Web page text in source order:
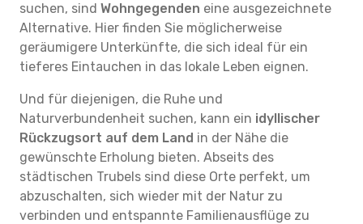
suchen, sind Wohngegenden eine ausgezeichnete
Alternative. Hier finden Sie möglicherweise
geräumigere Unterkünfte, die sich ideal für ein
tieferes Eintauchen in das lokale Leben eignen.
Und für diejenigen, die Ruhe und
Naturverbundenheit suchen, kann ein idyllischer
Rückzugsort auf dem Land in der Nähe die
gewünschte Erholung bieten. Abseits des
städtischen Trubels sind diese Orte perfekt, um
abzuschalten, sich wieder mit der Natur zu
verbinden und entspannte Familienausflüge zu